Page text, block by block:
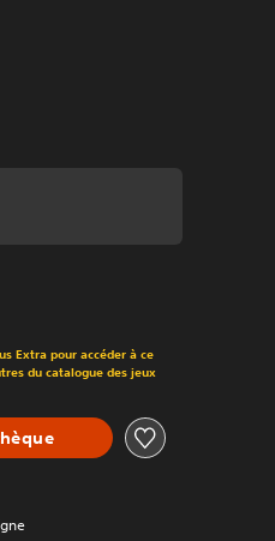
au prix d'origine de €18,99
Extra pour accéder à ce
du catalogue des jeux